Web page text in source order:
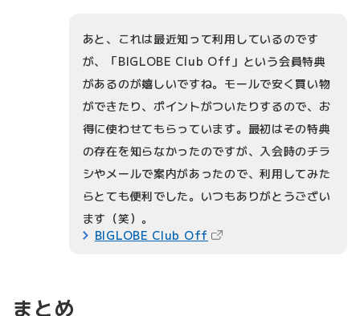
あと、これは最近知って利用しているのです
が、「BIGLOBE Club Off」という会員特典
があるのが嬉しいですね。モールで安く買い物
ができたり、ポイントがついたりするので、お
得に使わせてもらっています。最初はその特典
の存在を知らなかったのですが、入会時のチラ
シやメールで案内があったので、利用してみた
らとても便利でした。いつもありがとうござい
ます（笑）。
BIGLOBE Club Off （新しいタブで開きます）
まとめ